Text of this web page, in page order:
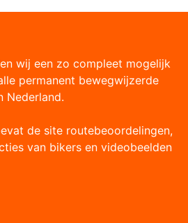
wij een zo compleet mogelijk
permanent bewegwijzerde
Nederland.
de site routebeoordelingen,
van bikers en videobeelden